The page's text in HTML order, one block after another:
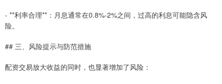
- **利率合理**：月息通常在0.8%-2%之间，过高的利息可能隐含风
险。
## 三、风险提示与防范措施
配资交易放大收益的同时，也显著增加了风险：